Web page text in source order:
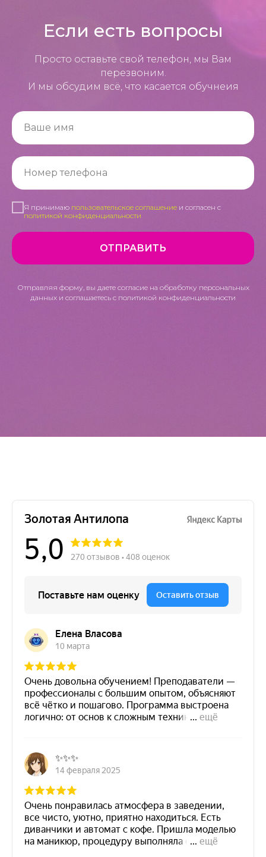
Если есть вопросы
Просто оставьте свой телефон, мы Вам
перезвоним.
И мы обсудим всё, что касается обучнеия
Я принимаю пользовательское соглашение и согласен с
политикой конфиденциальности
ОТПРАВИТЬ
Отправляя форму, вы даете согласие на обработку персональных
данных и соглашаетесь c политикой конфиденциальности